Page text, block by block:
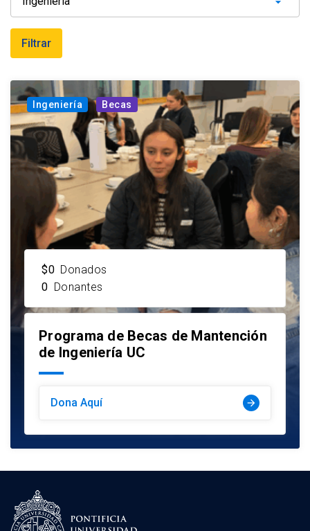
Ingeniería Becas
$0 Donados
0 Donantes
Programa de Becas de Mantención
de Ingeniería UC
Dona Aquí arrow_forward